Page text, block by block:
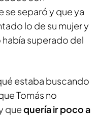
se separó y que ya
lo de su mujer y
había superado del
estaba buscando
Tomás no
quequería ir poco a